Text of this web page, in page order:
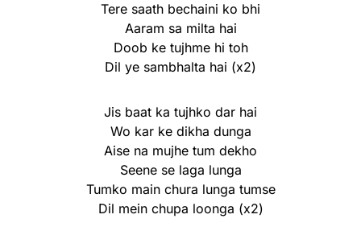
Tere saath bechaini ko bhi
Aaram sa milta hai
Doob ke tujhme hi toh
Dil ye sambhalta hai (x2)
Jis baat ka tujhko dar hai
Wo kar ke dikha dunga
Aise na mujhe tum dekho
Seene se laga lunga
Tumko main chura lunga tumse
Dil mein chupa loonga (x2)